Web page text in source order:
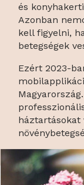
és
Azonban
kell figyelni,
betegségek
Ezért 2023-
háztartásokat